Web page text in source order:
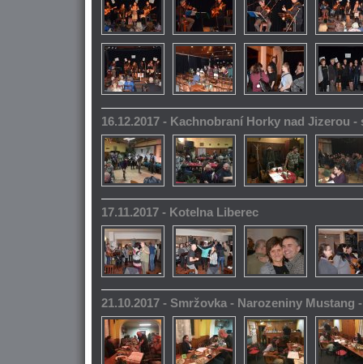
16.12.2017 - Kachnobraní Horky nad Jizerou -
17.11.2017 - Kotelna Liberec
21.10.2017 - Smržovka - Narozeniny Mustang